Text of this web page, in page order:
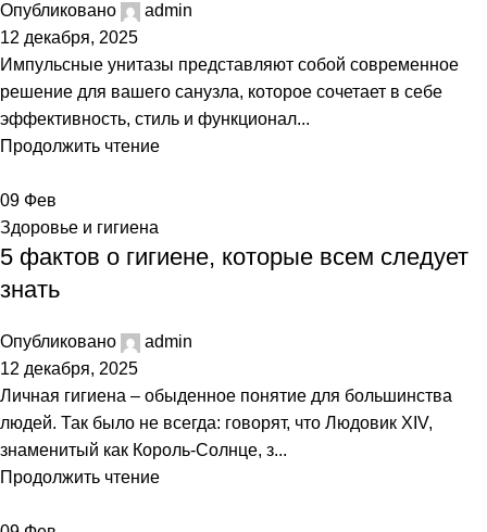
Опубликовано
admin
12 декабря, 2025
Импульсные унитазы представляют собой современное
решение для вашего санузла, которое сочетает в себе
эффективность, стиль и функционал...
Продолжить чтение
09 Фев
Здоровье и гигиена
5 фактов о гигиене, которые всем следует
знать
Опубликовано
admin
12 декабря, 2025
Личная гигиена – обыденное понятие для большинства
людей. Так было не всегда: говорят, что Людовик XIV,
знаменитый как Король-Солнце, з...
Продолжить чтение